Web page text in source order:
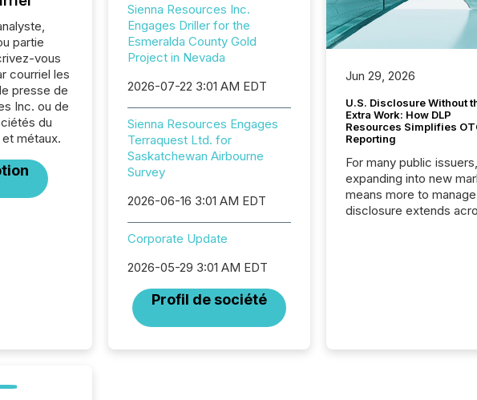
partie
vous
courriel les
presse de
Inc. ou de
du
métaux.
Sienna Resources Inc.
Engages Driller for the
Esmeralda County Gold
Project in Nevada
2026-07-22 3:01 AM EDT
Sienna Resources Engages
Terraquest Ltd. for
Saskatchewan Airbourne
Survey
2026-06-16 3:01 AM EDT
Corporate Update
2026-05-29 3:01 AM EDT
Profil de société
Jun 29, 2026
U.S. Disclosure Without
Extra Work: How DLP
Resources Simplifies
Reporting
For many public issuers,
expanding into new
means more to
disclosure extends
company, the focus